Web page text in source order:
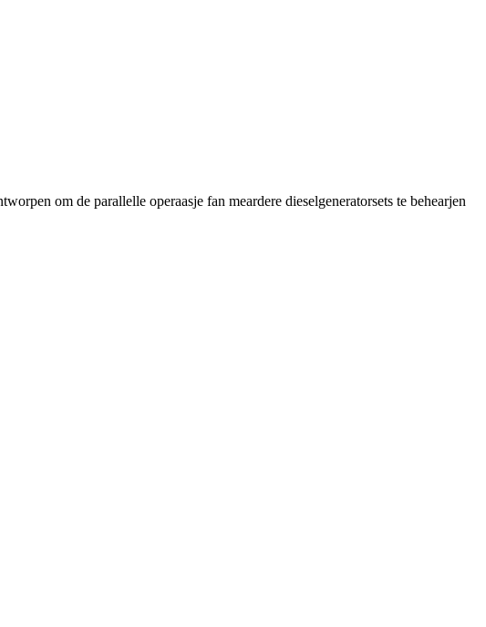
om de parallelle operaasje fan meardere dieselgeneratorsets te behearjen